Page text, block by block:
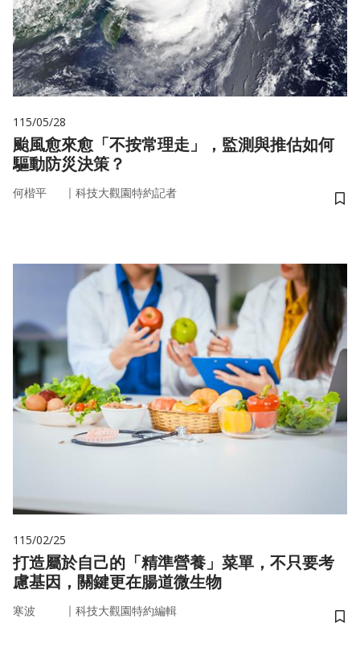
115/05/28
颱風愈來愈「不按常理走」，監測與推估如何
驅動防災決策？
何楷平 ｜ 科技大觀園特約記者
儲
115/02/25
打造屬於自己的「精準營養」菜單，不只要考
慮基因，關鍵更在腸道微生物
寒波 ｜ 科技大觀園特約編輯
儲